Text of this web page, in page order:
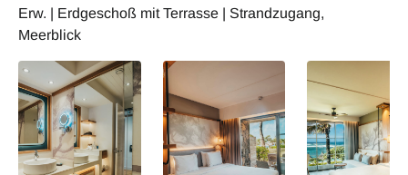
Erw. | Erdgeschoß mit Terrasse | Strandzugang,
Meerblick